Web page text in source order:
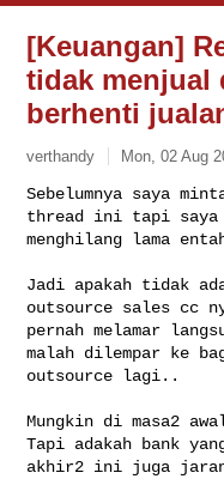
[Keuangan]
tidak menjual
berhenti
verthandy Mon, 02 Aug
Sebelumnya saya
thread ini tapi saya
menghilang lama
Jadi apakah tidak
outsource sales cc
pernah melamar
malah dilempar ke
outsource lagi..
Mungkin di masa2
Tapi adakah bank
akhir2 ini juga